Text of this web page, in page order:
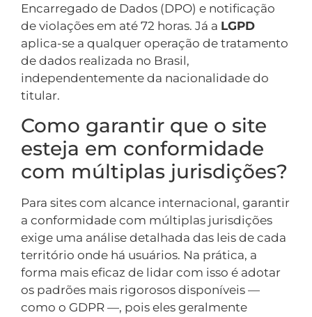
Encarregado de Dados (DPO) e notificação
de violações em até 72 horas. Já a LGPD
aplica-se a qualquer operação de tratamento
de dados realizada no Brasil,
independentemente da nacionalidade do
titular.
Como garantir que o site
esteja em conformidade
com múltiplas jurisdições?
Para sites com alcance internacional, garantir
a conformidade com múltiplas jurisdições
exige uma análise detalhada das leis de cada
território onde há usuários. Na prática, a
forma mais eficaz de lidar com isso é adotar
os padrões mais rigorosos disponíveis —
como o GDPR —, pois eles geralmente